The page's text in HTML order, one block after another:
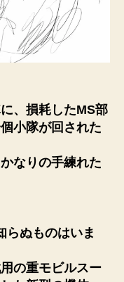
、損耗したMS部
小隊が回された
なりの手練れた
ぬものはいま
の重モビルスー